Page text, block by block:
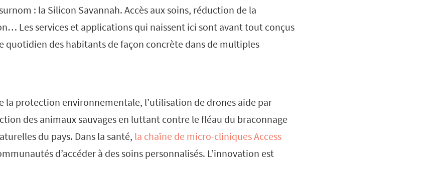
: la Silicon Savannah. Accès aux soins, réduction de la
Les services et applications qui naissent ici sont avant tout conçus
quotidien des habitants de façon concrète dans de multiples
la protection environnementale, l’utilisation de drones aide par
des animaux sauvages en luttant contre le fléau du braconnage
du pays. Dans la santé, la chaîne de micro-cliniques Access
d’accéder à des soins personnalisés. L’innovation est